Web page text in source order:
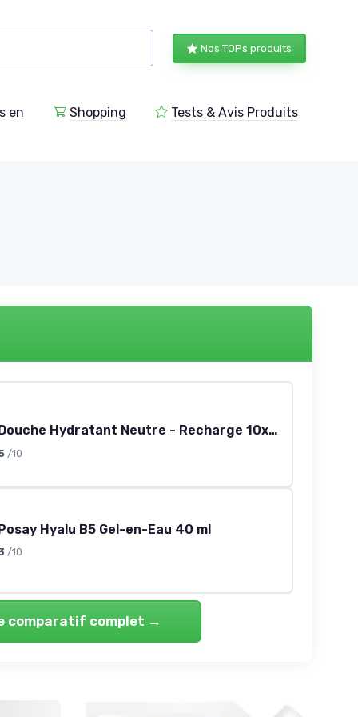
Nos TOPs produits
en
Shopping Tests & Avis Produits
Sanex Gel Douche Hydratant Neutre - Recharge 10x900 ml
/10
Hyalu B5 Gel-en-Eau 40 ml
/10
comparatif complet →